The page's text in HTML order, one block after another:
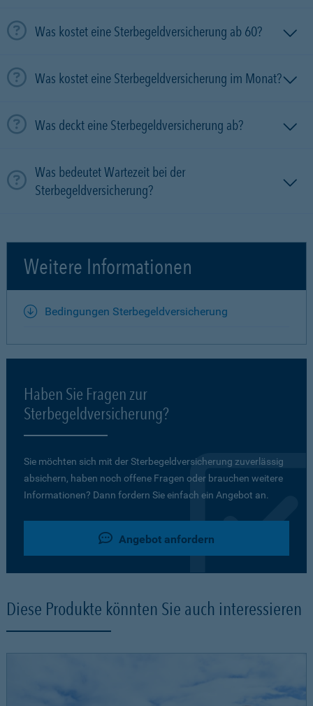
Was kostet eine Sterbegeldversicherung ab 60?
Was kostet eine Sterbegeldversicherung im Monat?
Was deckt eine Sterbegeldversicherung ab?
Was bedeutet Wartezeit bei der
Sterbegeldversicherung?
Weitere Informationen
Bedingungen Sterbegeldversicherung
Haben Sie Fragen zur
Sterbegeldversicherung?
Sie möchten sich mit der Sterbegeldversicherung zuverlässig
absichern, haben noch offene Fragen oder brauchen weitere
Informationen? Dann fordern Sie einfach ein Angebot an.
Angebot anfordern
Diese Produkte könnten Sie auch interessieren